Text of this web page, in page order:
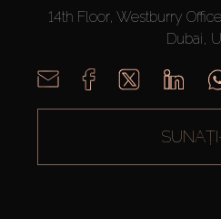
14th Floor, Westburry
Dubai,